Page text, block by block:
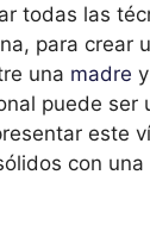
todas las
para crear
una madre
puede ser
este
con